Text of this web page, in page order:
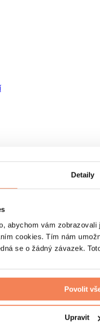
Detaily
abychom vám
cookies. Tím nám
se o žádný závazek.
Povolit
Upravit